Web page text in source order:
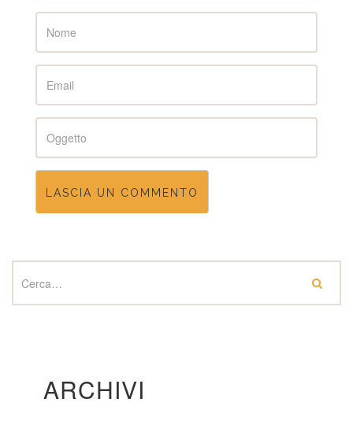
Name
Email
Subject
ARCHIVI